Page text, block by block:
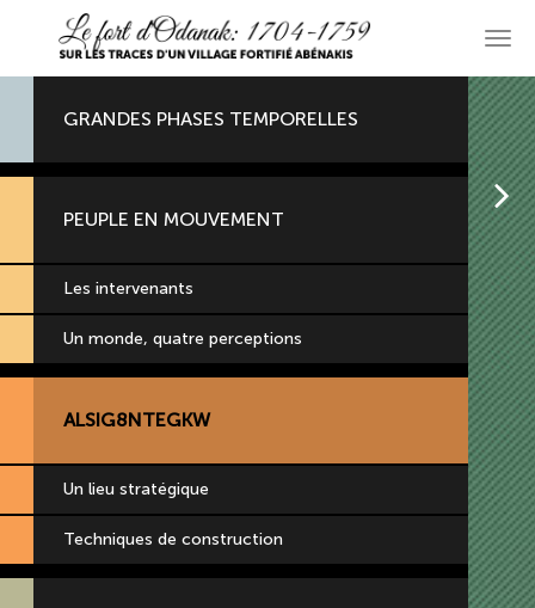
contenu
principal
GRANDES PHASES TEMPORELLES
PEUPLE EN MOUVEMENT
Les intervenants
Un monde, quatre perceptions
ALSIG8NTEGKW
Un lieu stratégique
Techniques de construction